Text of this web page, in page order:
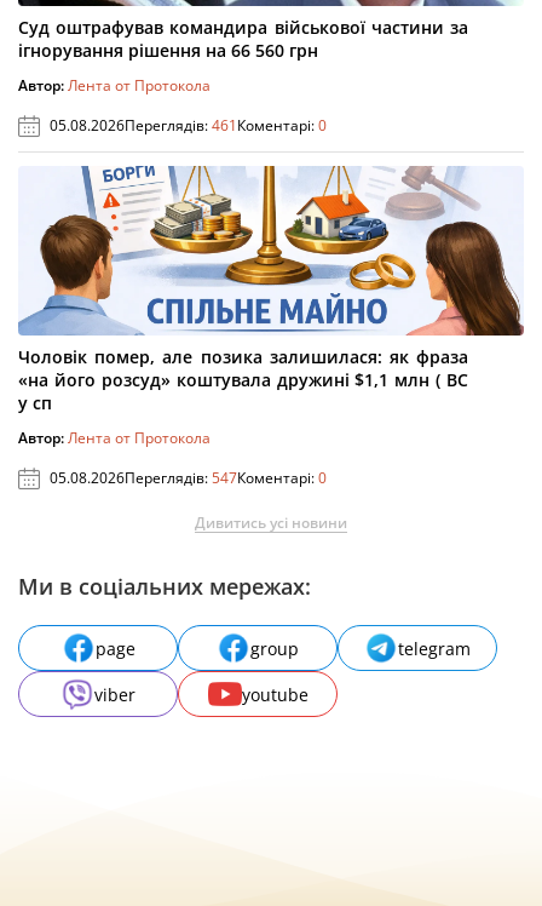
Суд оштрафував командира військової частини за
ігнорування рішення на 66 560 грн
Автор:Лента от Протокола
05.08.2026Переглядів:461Коментарі:0
Чоловік помер, але позика залишилася: як фраза
«на його розсуд» коштувала дружині $1,1 млн ( ВС
у сп
Автор:Лента от Протокола
05.08.2026Переглядів:547Коментарі:0
Дивитись усі новини
Ми в соціальних мережах:
page group
telegram
viber
youtube